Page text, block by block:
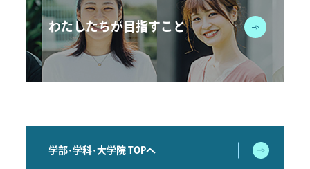
わたしたちが目指すこと
学部･学科･大学院 TOPへ